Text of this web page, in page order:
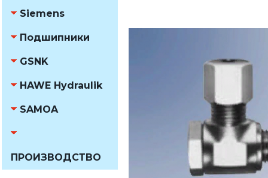
Siemens
Подшипники
GSNK
HAWE Hydraulik
SAMOA
ПРОИЗВОДСТВО